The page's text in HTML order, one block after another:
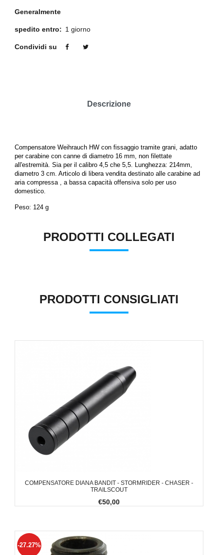
Generalmente
spedito entro: 1 giorno
Condividi su
Descrizione
Compensatore Weihrauch HW con fissaggio tramite grani, adatto
per carabine con canne di diametro 16 mm, non filettate
all'estremità. Sia per il calibro 4,5 che 5,5. Lunghezza: 214mm,
diametro 3 cm. Articolo di libera vendita destinato alle carabine ad
aria compressa , a bassa capacità offensiva solo per uso
domestico.
Peso: 124 g
PRODOTTI COLLEGATI
PRODOTTI CONSIGLIATI
COMPENSATORE DIANA BANDIT - STORMRIDER - CHASER -
TRAILSCOUT
€50,00
-27.27%